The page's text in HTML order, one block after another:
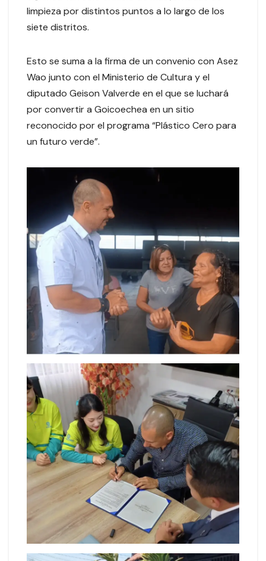
limpieza por distintos puntos a lo largo de los
siete distritos.
Esto se suma a la firma de un convenio con Asez
Wao junto con el Ministerio de Cultura y el
diputado Geison Valverde en el que se luchará
por convertir a Goicoechea en un sitio
reconocido por el programa “Plástico Cero para
un futuro verde”.